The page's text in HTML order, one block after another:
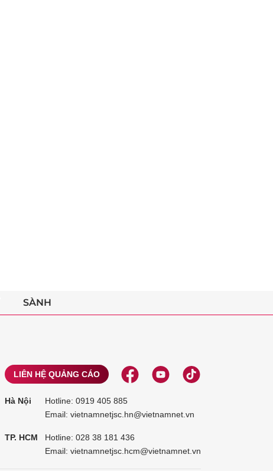
SÀNH
LIÊN HỆ QUẢNG CÁO
Hà Nội Hotline: 0919 405 885
Email: vietnamnetjsc.hn@vietnamnet.vn
TP. HCM Hotline: 028 38 181 436
Email: vietnamnetjsc.hcm@vietnamnet.vn